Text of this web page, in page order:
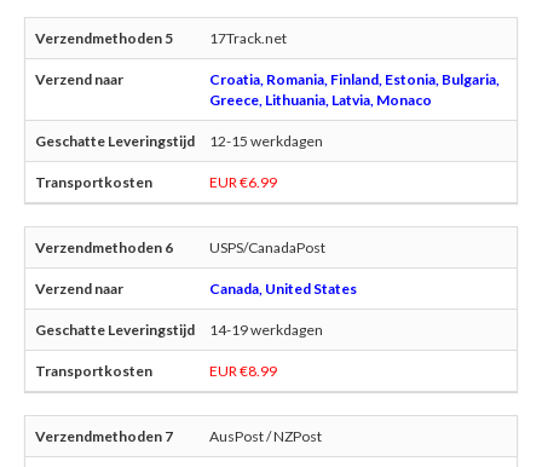
17Track.net
Croatia, Romania, Finland, Estonia, Bulgaria,
Greece, Lithuania, Latvia, Monaco
12-15 werkdagen
EUR €6.99
USPS/CanadaPost
Canada, United States
14-19 werkdagen
EUR €8.99
AusPost / NZPost